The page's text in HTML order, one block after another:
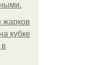
жарков
кубке